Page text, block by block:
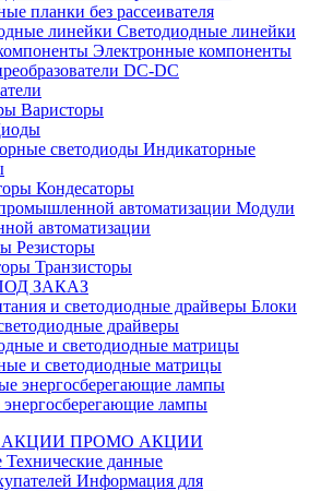
планки без рассеивателя
Светодиодные линейки
Электронные компоненты
DC-DC
Варисторы
Индикаторные
Кондесаторы
Модули
автоматизации
Резисторы
Транзисторы
ЗАКАЗ
Блоки
драйверы
и светодиодные матрицы
лампы
ПРОМО АКЦИИ
Технические данные
Информация для